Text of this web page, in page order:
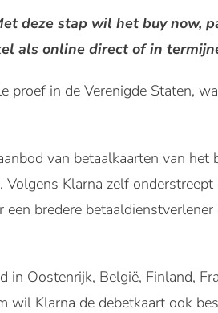
deze stap wil het buy now,
als online direct of in
proef in de Verenigde Staten,
van betaalkaarten van
Klarna zelf
bredere betaaldienstverlener
Oostenrijk, België, Finland,
wil Klarna de debetkaart ook